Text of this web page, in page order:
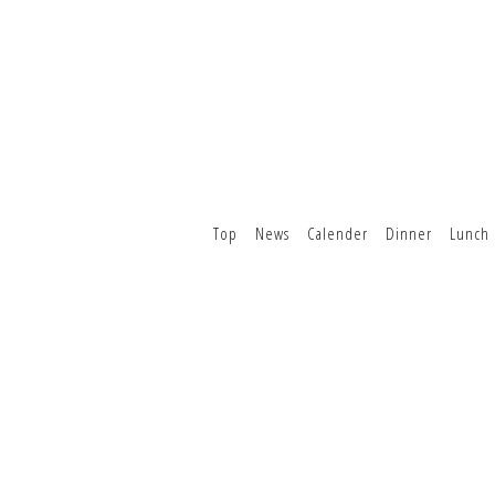
Top News Calender Dinner Lunch